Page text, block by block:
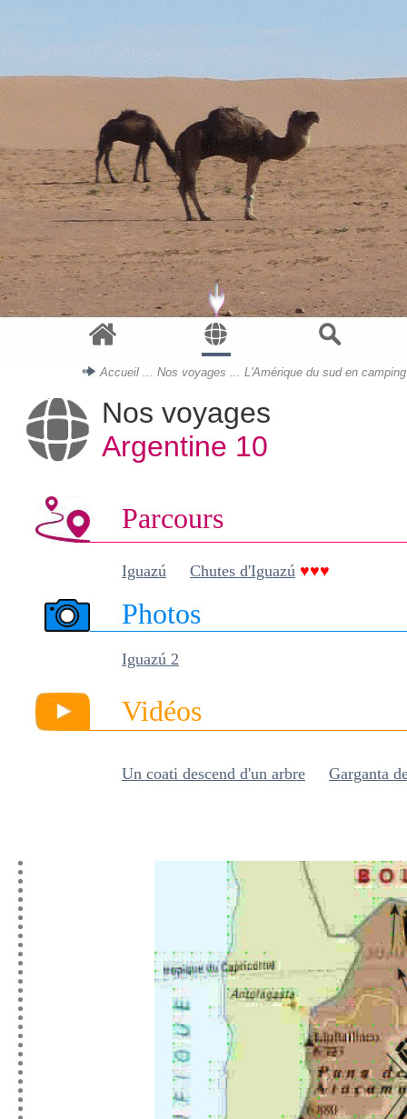
Accueil ... Nos voyages ... L'Amérique du sud en
Nos voyages
Argentine 10
Parcours
Iguazú Chutes d'Iguazú ♥♥♥
Photos
Iguazú 2
Vidéos
Un coati descend d'un arbre Garganta